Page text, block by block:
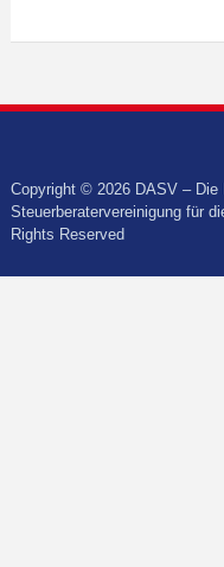
Copyright © 2026 DASV – Die
Steuerberatervereinigung für
Rights Reserved